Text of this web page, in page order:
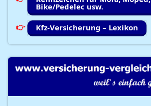
Bike/Pedelec usw.
Kfz-Versicherung – Lexikon